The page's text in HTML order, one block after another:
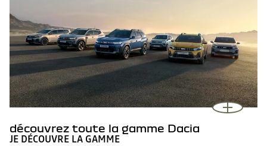
découvrez toute la gamme Dacia
JE DÉCOUVRE LA GAMME